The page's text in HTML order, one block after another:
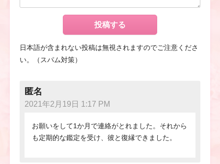
日本語が含まれない投稿は無視されますのでご注意くださ
い。（スパム対策）
匿名
2021年2月19日 1:17 PM
お願いをして1か月で連絡がとれました。それから
も定期的な鑑定を受け、彼と復縁できました。